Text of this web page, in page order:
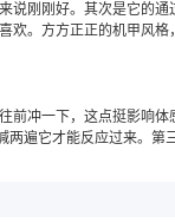
刚刚好。其次是它的
。方方正正的机甲风
冲一下，这点挺影响
遍它才能反应过来。